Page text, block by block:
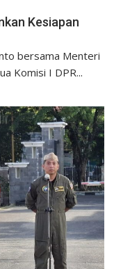
Kesiapan
bersama Menteri
Komisi I DPR...